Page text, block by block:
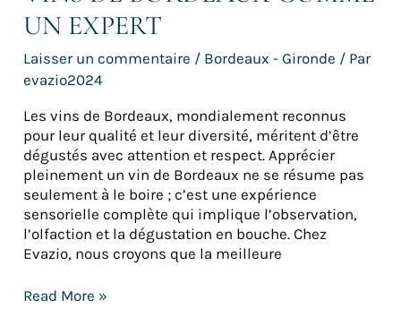
UN EXPERT
Laisser un commentaire / Bordeaux - Gironde / Par
evazio2024
Les vins de Bordeaux, mondialement reconnus
pour leur qualité et leur diversité, méritent d’être
dégustés avec attention et respect. Apprécier
pleinement un vin de Bordeaux ne se résume pas
seulement à le boire ; c’est une expérience
sensorielle complète qui implique l’observation,
l’olfaction et la dégustation en bouche. Chez
Evazio, nous croyons que la meilleure
Read More »